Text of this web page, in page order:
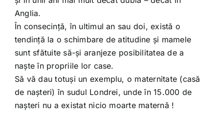
Anglia.
În consecinţă, în ultimul an sau doi, există o
tendinţă la o schimbare de atitudine şi mamele
sunt sfătuite să-şi aranjeze posibilitatea de a
naşte în propriile lor case.
Să vă dau totuşi un exemplu, o maternitate (casă
de naşteri) în sudul Londrei, unde în 15.000 de
naşteri nu a existat nicio moarte maternă !